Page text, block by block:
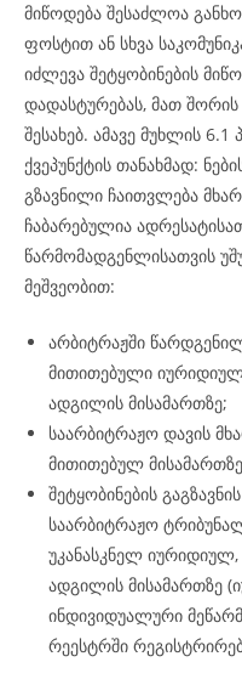
მიწოდება შესაძლოა
ფოსტით ან სხვა
იძლევა შეტყობინების
დადასტურებას, მათ
შესახებ. ამავე მუხლის 6.1
ქვეპუნქტის თანახმად:
გზავნილი ჩაითვლება
ჩაბარებულია
წარმომადგენლისათვის
მეშვეობით:
არბიტრაჟში
მითითებული
ადგილის მისამართზე;
საარბიტრაჟო დავის
მითითებულ
შეტყობინების
საარბიტრაჟო
უკანასკნელ
ადგილის მისამართზე
ინდივიდუალური
რეესტრში